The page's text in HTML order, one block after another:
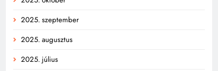
2025. szeptember
2025. augusztus
2025. július